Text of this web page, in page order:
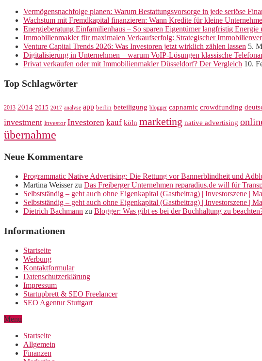
Vermögensnachfolge planen: Warum Bestattungsvorsorge in jede seriöse
Wachstum mit Fremdkapital finanzieren: Wann Kredite für kleine
Energieberatung Einfamilienhaus – So sparen Eigentümer langfristig Energie
Immobilienmakler für maximalen Verkaufserfolg: Strategischer
Venture Capital Trends 2026: Was Investoren jetzt wirklich zählen lassen 5.
Digitalisierung in Unternehmen – warum VoIP-Lösungen klassische
Privat verkaufen oder mit Immobilienmakler Düsseldorf? Der Vergleich 10.
Top Schlagwörter
2013 2014 2015 2017 analyse app berlin beteiligung blogger capnamic crowdfunding
investment Investor Investoren kauf köln marketing native advertising
übernahme
Neue Kommentare
Programmatic Native Advertising: Die Rettung vor Bannerblindheit und
Martina Weisserzu Das Freiberger Unternehmen reparadius.de will für
Selbstständig – geht auch ohne Eigenkapital (Gastbeitrag) | Investorszene |
Selbstständig – geht auch ohne Eigenkapital (Gastbeitrag) | Investorszene |
Dietrich Bachmann zu Blogger: Was gibt es bei der Buchhaltung zu
Informationen
Startseite
Werbung
Kontaktformular
Datenschutzerklärung
Impressum
Startupbrett & SEO Freelancer
SEO Agentur Stuttgart
Menu
Startseite
Allgemein
Finanzen